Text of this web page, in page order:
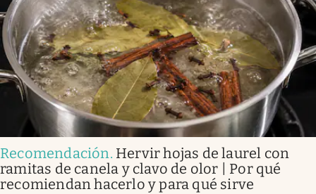
Recomendación. Hervir hojas de laurel con
ramitas de canela y clavo de olor | Por qué
recomiendan hacerlo y para qué sirve